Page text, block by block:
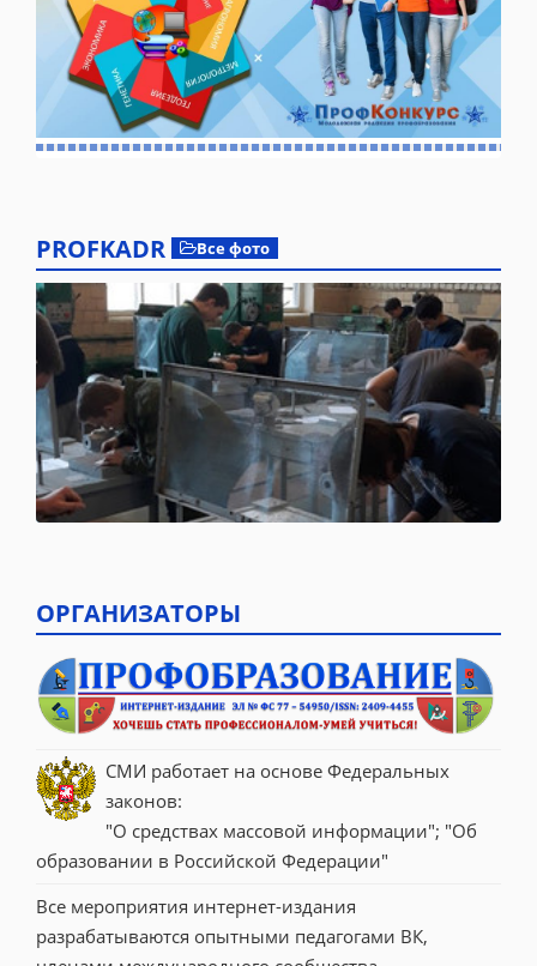
PROFKADR Все фото
ОРГАНИЗАТОРЫ
СМИ работает на основе Федеральных
законов:
"О средствах массовой информации"; "Об
образовании в Российской Федерации"
Все мероприятия интернет-издания
разрабатываются опытными педагогами ВК,